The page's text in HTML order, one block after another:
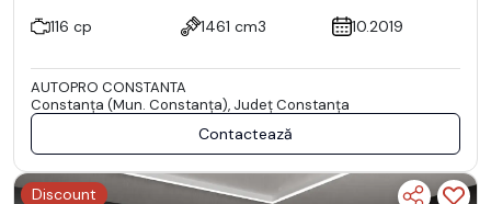
116 cp
1461 cm3 10.2019
AUTOPRO CONSTANTA
Constanţa (Mun. Constanţa), Județ Constanţa
Contactează
Discount